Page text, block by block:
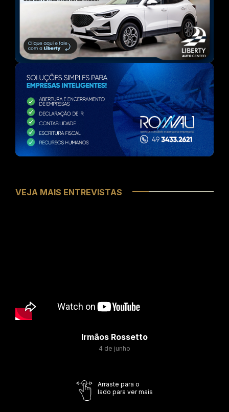
VEJA MAIS ENTREVISTAS
Irmãos Rossetto
4 de junho
Arraste para o
lado para ver mais